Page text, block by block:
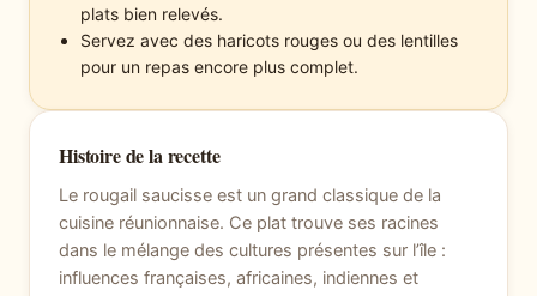
plats bien relevés.
Servez avec des haricots rouges ou des lentilles
pour un repas encore plus complet.
Histoire de la recette
Le rougail saucisse est un grand classique de la
cuisine réunionnaise. Ce plat trouve ses racines
dans le mélange des cultures présentes sur l’île :
influences françaises, africaines, indiennes et